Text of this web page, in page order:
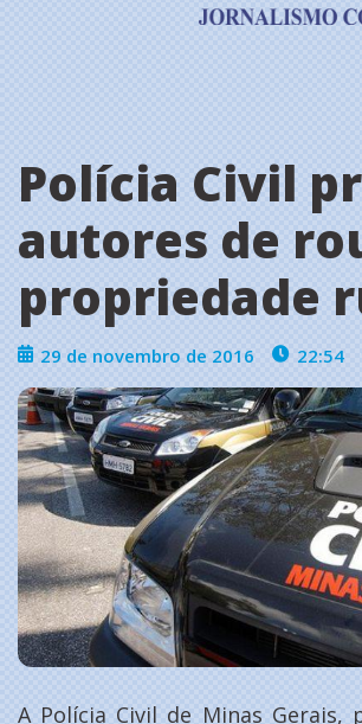
Polícia Civil
autores de
propriedade
29 de novembro de 2016 22:54
A Polícia Civil de Minas Gerais,